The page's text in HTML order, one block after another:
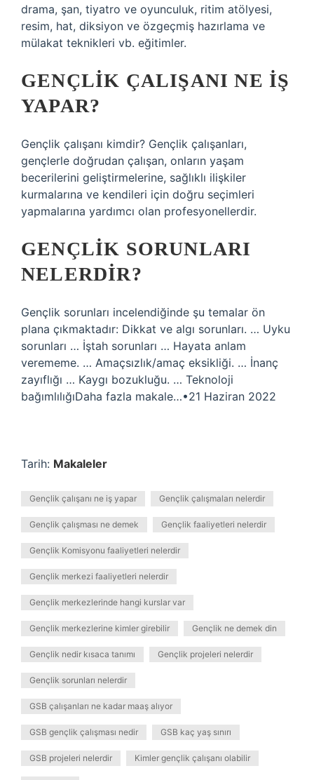
drama, şan, tiyatro ve oyunculuk, ritim atölyesi,
resim, hat, diksiyon ve özgeçmiş hazırlama ve
mülakat teknikleri vb. eğitimler.
GENÇLIK ÇALIŞANI NE IŞ
YAPAR?
Gençlik çalışanı kimdir? Gençlik çalışanları,
gençlerle doğrudan çalışan, onların yaşam
becerilerini geliştirmelerine, sağlıklı ilişkiler
kurmalarına ve kendileri için doğru seçimleri
yapmalarına yardımcı olan profesyonellerdir.
GENÇLIK SORUNLARI
NELERDIR?
Gençlik sorunları incelendiğinde şu temalar ön
plana çıkmaktadır: Dikkat ve algı sorunları. … Uyku
sorunları … İştah sorunları … Hayata anlam
verememe. … Amaçsızlık/amaç eksikliği. … İnanç
zayıflığı … Kaygı bozukluğu. … Teknoloji
bağımlılığıDaha fazla makale…•21 Haziran 2022
Tarih: Makaleler
Gençlik çalışanı ne iş yapar Gençlik çalışmaları nelerdir
Gençlik çalışması ne demek Gençlik faaliyetleri nelerdir
Gençlik Komisyonu faaliyetleri nelerdir
Gençlik merkezi faaliyetleri nelerdir
Gençlik merkezlerinde hangi kurslar var
Gençlik merkezlerine kimler girebilir Gençlik ne demek din
Gençlik nedir kısaca tanımı Gençlik projeleri nelerdir
Gençlik sorunları nelerdir
GSB çalışanları ne kadar maaş alıyor
GSB gençlik çalışması nedir GSB kaç yaş sınırı
GSB projeleri nelerdir Kimler gençlik çalışanı olabilir